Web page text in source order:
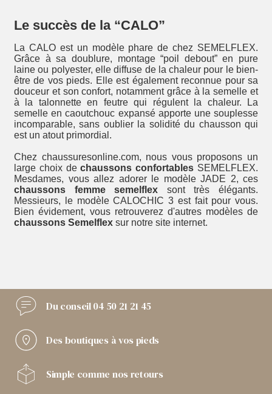
Le succès de la “CALO”
La CALO est un modèle phare de chez SEMELFLEX.
Grâce à sa doublure, montage “poil debout” en pure
laine ou polyester, elle diffuse de la chaleur pour le bien-
être de vos pieds. Elle est également reconnue pour sa
douceur et son confort, notamment grâce à la semelle et
à la talonnette en feutre qui régulent la chaleur. La
semelle en caoutchouc expansé apporte une souplesse
incomparable, sans oublier la solidité du chausson qui
est un atout primordial.
Chez chaussuresonline.com, nous vous proposons un
large choix dechaussons confortables SEMELFLEX.
Mesdames, vous allez adorer le modèle JADE 2, ces
chaussons femme semelflex sont très élégants.
Messieurs, le modèle CALOCHIC 3 est fait pour vous.
Bien évidement, vous retrouverez d'autres modèles de
chaussons Semelflex sur notre site internet.
Du conseil04 50 21 21 45
Des boutiques à vos pieds
Simple comme nos retours